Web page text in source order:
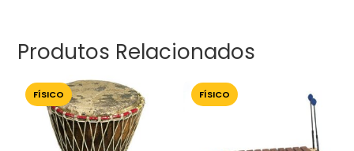
Produtos Relacionados
FÍSICO FÍSICO